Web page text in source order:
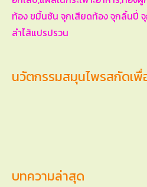
นวัตกรรมสมุนไพรสกัดเ
บทความล่าสุด